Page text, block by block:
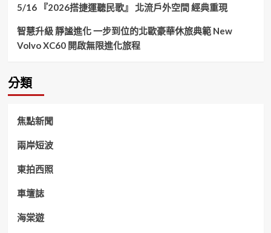
5/16 『2026搭捷運聽民歌』 北流戶外空間 經典重現
智慧升級 靜謐進化 一步到位的北歐豪華休旅典範 New
Volvo XC60 開啟無限進化旅程
分類
焦點新聞
兩岸短波
東拍西照
車壇誌
海棠遊